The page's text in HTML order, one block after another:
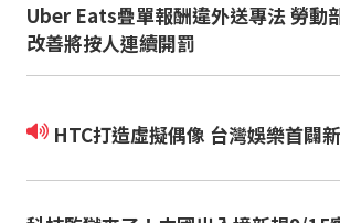
Uber Eats疊單報酬違外送專法 勞動
改善將按人連續開罰
HTC打造虛擬偶像 台灣娛樂首闢